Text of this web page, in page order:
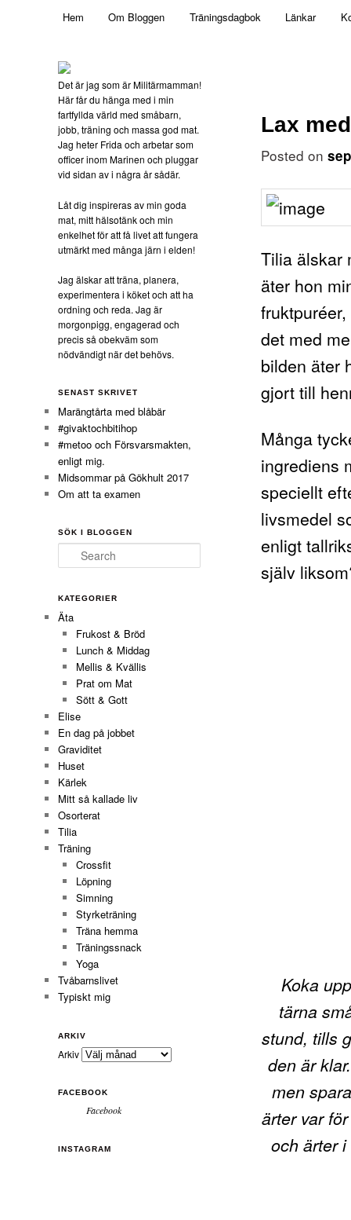
Militärmamman
Skip to primary content
Hem Om Bloggen Träningsdagbok Länkar
Lax
Posted on
Tilia älskar
äter hon
det med
bilden äter
gjort till
Många
ingrediens
speciellt
livsmedel
enligt
själv
Koka
tärna
stund, tills
den är
men
ärter var
och ärter
Det är jag som är Militärmamman!
Här får du hänga med i min
fartfyllda värld med småbarn,
jobb, träning och massa god mat.
Jag heter Frida och arbetar som
officer inom Marinen och pluggar
vid sidan av i några år sådär.
Låt dig inspireras av min goda
mat, mitt hälsotänk och min
enkelhet för att få livet att fungera
utmärkt med många järn i elden!
Jag älskar att träna, planera,
experimentera i köket och att ha
ordning och reda. Jag är
morgonpigg, engagerad och
precis så obekväm som
nödvändigt när det behövs.
SENAST SKRIVET
Marängtårta med blåbär
#givaktochbitihop
#metoo och Försvarsmakten,
enligt mig.
Midsommar på Gökhult 2017
Om att ta examen
SÖK I BLOGGEN
Search
KATEGORIER
Äta
Frukost & Bröd
Lunch & Middag
Mellis & Kvällis
Prat om Mat
Sött & Gott
Elise
En dag på jobbet
Graviditet
Huset
Kärlek
Mitt så kallade liv
Osorterat
Tilia
Träning
Crossfit
Löpning
Simning
Styrketräning
Träna hemma
Träningssnack
Yoga
Tvåbarnslivet
Typiskt mig
ARKIV
Arkiv
FACEBOOK
Facebook
INSTAGRAM